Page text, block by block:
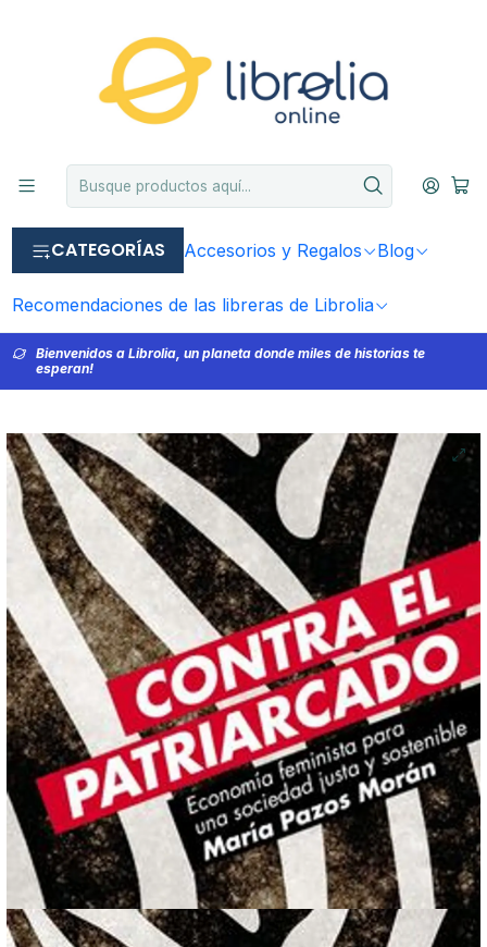
CATEGORÍAS Accesorios y Regalos Blog
Recomendaciones de las libreras de Librolia
Bienvenidos a Librolia, un planeta donde miles de historias te
esperan!